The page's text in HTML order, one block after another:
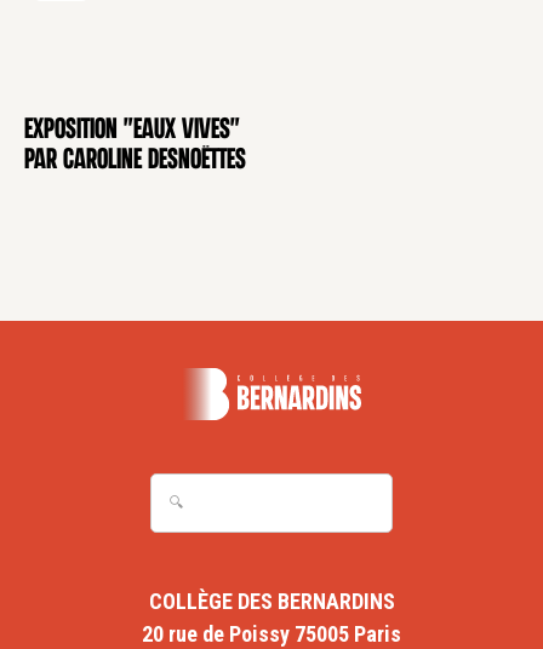
EXPOSITION
Exposition "Eaux Vives"
par Caroline Desnoëttes
COLLÈGE DES BERNARDINS
20 rue de Poissy 75005 Paris